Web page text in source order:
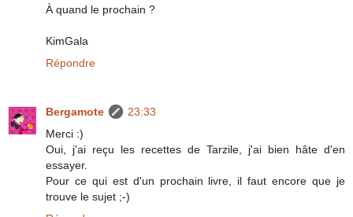
À quand le prochain ?
KimGala
Répondre
Bergamote
23:33
Merci :)
Oui, j'ai reçu les recettes de Tarzile, j'ai bien hâte d'en
essayer.
Pour ce qui est d'un prochain livre, il faut encore que je
trouve le sujet ;-)